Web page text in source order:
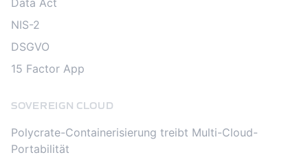
Data Act
NIS-2
DSGVO
15 Factor App
SOVEREIGN CLOUD
Polycrate-Containerisierung treibt Multi-Cloud-
Portabilität